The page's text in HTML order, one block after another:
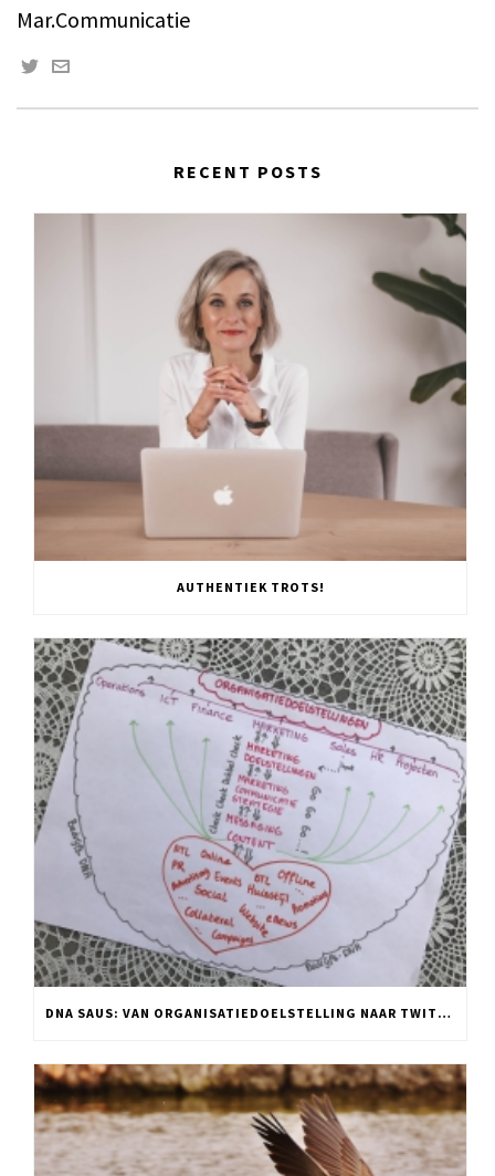
Mar.Communicatie
RECENT POSTS
AUTHENTIEK TROTS!
DNA SAUS: VAN ORGANISATIEDOELSTELLING NAAR TWITTER POST